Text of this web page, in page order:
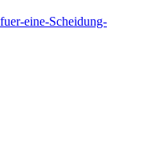
eine-Scheidung-